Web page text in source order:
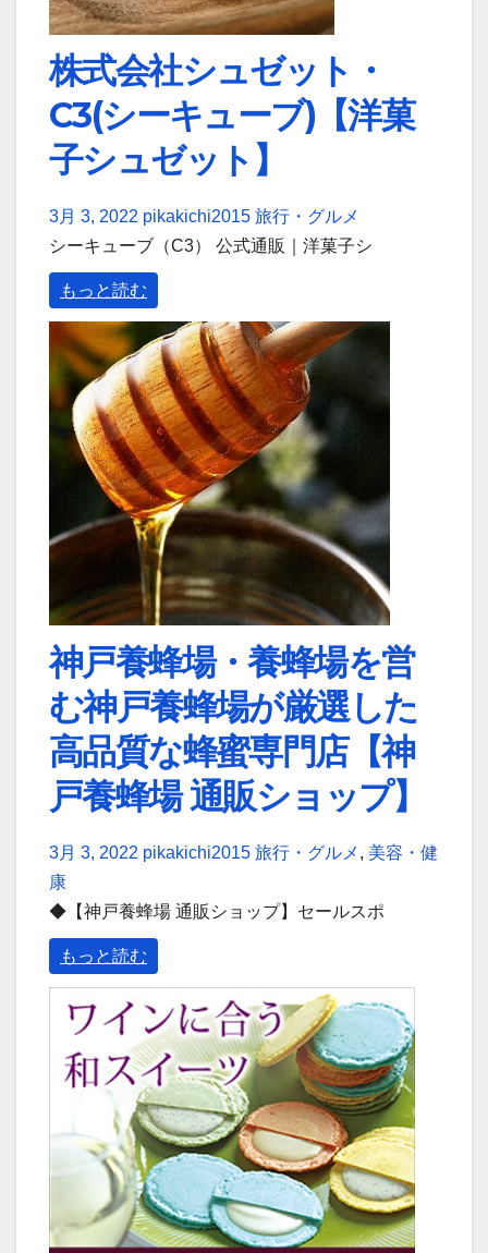
株式会社シュゼット・
C3(シーキューブ)【洋菓
子シュゼット】
3月 3, 2022 pikakichi2015 旅行・グルメ
シーキューブ（C3） 公式通販｜洋菓子シ
もっと読む
神戸養蜂場・養蜂場を営
む神戸養蜂場が厳選した
高品質な蜂蜜専門店【神
戸養蜂場 通販ショップ】
3月 3, 2022 pikakichi2015 旅行・グルメ , 美容・健
康
◆【神戸養蜂場 通販ショップ】セールスポ
もっと読む